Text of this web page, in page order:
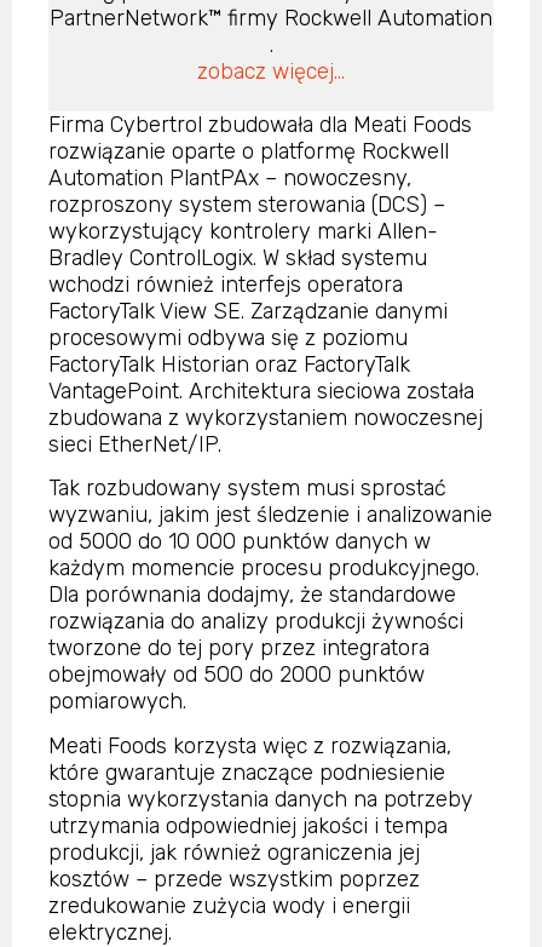
PartnerNetwork™ firmy Rockwell Automation
.
zobacz więcej...
Firma Cybertrol zbudowała dla Meati Foods
rozwiązanie oparte o platformę Rockwell
Automation PlantPAx – nowoczesny,
rozproszony system sterowania (DCS) –
wykorzystujący kontrolery marki Allen-
Bradley ControlLogix. W skład systemu
wchodzi również interfejs operatora
FactoryTalk View SE. Zarządzanie danymi
procesowymi odbywa się z poziomu
FactoryTalk Historian oraz FactoryTalk
VantagePoint. Architektura sieciowa została
zbudowana z wykorzystaniem nowoczesnej
sieci EtherNet/IP.
Tak rozbudowany system musi sprostać
wyzwaniu, jakim jest śledzenie i analizowanie
od 5000 do 10 000 punktów danych w
każdym momencie procesu produkcyjnego.
Dla porównania dodajmy, że standardowe
rozwiązania do analizy produkcji żywności
tworzone do tej pory przez integratora
obejmowały od 500 do 2000 punktów
pomiarowych.
Meati Foods korzysta więc z rozwiązania,
które gwarantuje znaczące podniesienie
stopnia wykorzystania danych na potrzeby
utrzymania odpowiedniej jakości i tempa
produkcji, jak również ograniczenia jej
kosztów – przede wszystkim poprzez
zredukowanie zużycia wody i energii
elektrycznej.